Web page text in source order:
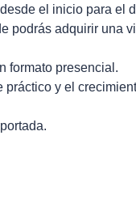
el inicio para el
podrás adquirir una
formato presencial.
y el